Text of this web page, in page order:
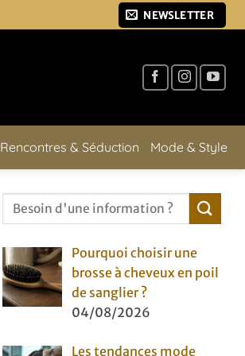
NEWSLETTER
Rencontres & Séduction Mode & Style
Pourquoi choisir une
brosse à cheveux en poil
de sanglier ?
04/08/2026
Les tendances mode